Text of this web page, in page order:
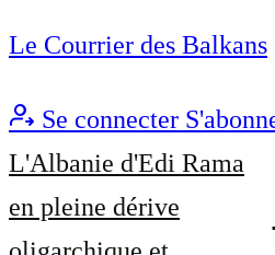
Le Courrier des Balkans
Se connecter
L'Albanie d'Edi Rama
en pleine dérive